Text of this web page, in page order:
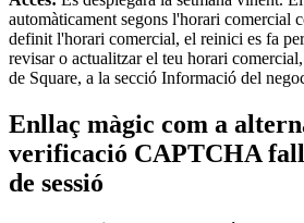
Historial de comandes
automàticament segons l'horari comercial
definit l'horari comercial, el reinici es fa
revisar o actualitzar el teu horari
de Square, a la secció Informació del
Enllaç màgic com a
verificació CAPTCHA
de sessió